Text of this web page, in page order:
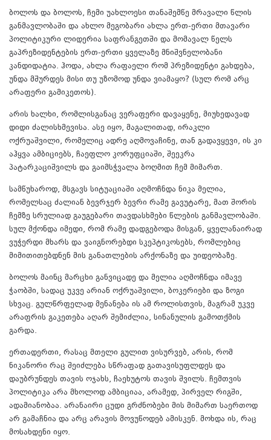
ბოლოს და ბოლოს, ჩემი უახლოესი თანაშემწე მრავალი წლის
განმავლობაში და ახლო მეგობარი ახლა ერთ-ერთი მთავარი
პოლიტიკური ლიდერია საფრანგეთში და მომავალ წელს
გაპრეზიდენტების ერთ-ერთი ყველაზე მნიშვნელობანი
კანდიდატია. ჰოდა, ახლა რაფაელი რომ პრეზიდენტი გახდება,
უნდა მშურდეს მისი თუ უზომოდ უნდა ვიამაყო? (სულ რომ არც
არაფერი გამიკეთოს).
არის ხალხი, რომლისგანაც ვერაფერი დავაყენე, მიუხედავად
დიდი ძალისხმევისა. ასე იყო, მაგალითად, ირაკლი
ოქრუაშვილი, რომელიც ადრე აღმოვაჩინე, თან გადავყევი, ის კი
აჰყვა ამბიციებს, ჩაეფლო კორუფციაში, შეეკრა
პატარკაციშვილს და გაიმსჭვალა ბოღმით ჩემ მიმართ.
სამწუხაროდ, მსგავს სიტუაციაში აღმოჩნდა ნიკა მელია,
რომელსაც ძალიან ბევრჯერ ბევრი რამე გავუტარე, მათ შორის
ჩემზე სრულიად გაუგებარი თავდასხმები წლების განმავლობაში.
სულ მქონდა იმედი, რომ რამე დადგებოდა მისგან, ყველანაირად
ვუჭერდი მხარს და ვაიგნორებდი სკეპტიკოსებს, რომლებიც
მიმითითებდნენ მის განათლების არქონაზე და უიდეობაზე.
ბოლოს მაინც მარცხი განვიცადე და მელია აღმოჩნდა იმავე
ჭაობში, სადაც უკვე არიან ოქრუაშვილი, ბოკერიები და ზოგი
სხვაც. გულწრფელად მენანება ის ამ როლისთვის, მაგრამ უკვე
არაფრის გაკეთება აღარ შემიძლია, სინანულის გამოთქმის
გარდა.
ერთადერთი, რასაც მთელი გულით ვისურვებ, არის, რომ
ნიკანორი რაც შეიძლება სწრაფად გათავისუფლდეს და
დაუბრუნდეს თავის ოჯახს, ჩაეხუტოს თავის შვილს. ჩემთვის
პოლიტიკა არა მხოლოდ ამბიციაა, არამედ, პირველ რიგში,
ადამიანობაა. არანაირი ცუდი გრძნობები მის მიმართ საერთოდ
არ გამაჩნია და არც არავის მოვუწოდებ ამისკენ. მოხდა ის, რაც
მოსახდენი იყო.